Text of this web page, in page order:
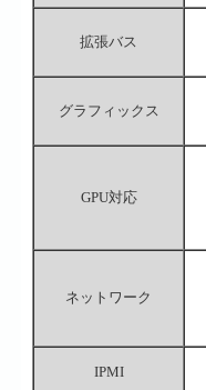
拡張バス
グラフィックス
GPU対応
ネットワーク
IPMI